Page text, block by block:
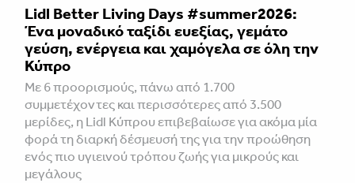
Lidl Better Living Days #summer2026:
Ένα μοναδικό ταξίδι ευεξίας, γεμάτο
γεύση, ενέργεια και χαμόγελα σε όλη την
Κύπρο
Με 6 προορισμούς, πάνω από 1.700
συμμετέχοντες και περισσότερες από 3.500
μερίδες, η Lidl Κύπρου επιβεβαίωσε για ακόμα μία
φορά τη διαρκή δέσμευσή της για την προώθηση
ενός πιο υγιεινού τρόπου ζωής για μικρούς και
μεγάλους